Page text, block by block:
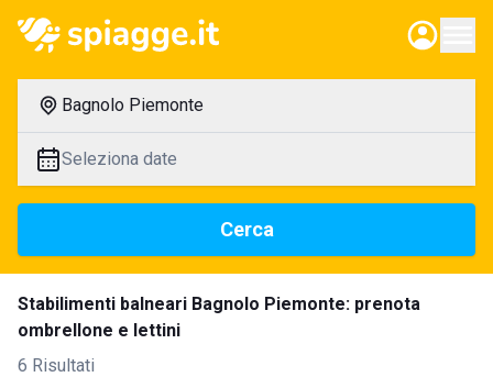
Bagnolo Piemonte
Seleziona date
Cerca
Stabilimenti balneari Bagnolo Piemonte: prenota
ombrellone e lettini
6 Risultati